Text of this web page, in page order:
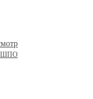
ШПО